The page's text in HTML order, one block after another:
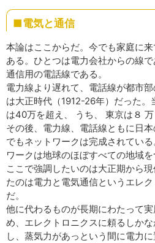
■電気と通信
本論はここからだ。今でも家庭に
ある。ひとつは電力会社からの線
通信用の電話線である。
電力線より遅れて、電話線が都市
は大正時代（1912-26年）だった。
は40万を超え、 うち、 東京は８ 万
その後、電力線、電話線ともに日
でもネットワークは完成されてい
ワークは地球のほぼすべての地域を
ここで強調したいのは大正期から
たのは電力と電気通信というエレ
だ。
他に代わるものが長期にわたって
め、エレクトロニクスに頼るしか
し、蒸気力があっという間に電力